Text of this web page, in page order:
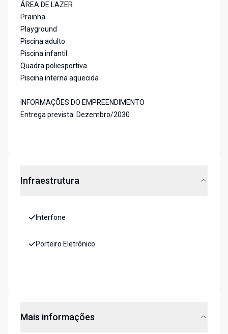
ÁREA DE LAZER
Prainha
Playground
Piscina adulto
Piscina infantil
Quadra poliesportiva
Piscina interna aquecida
INFORMAÇÕES DO EMPREENDIMENTO
Entrega prevista: Dezembro/2030
Infraestrutura
Interfone
Porteiro Eletrônico
Mais informações